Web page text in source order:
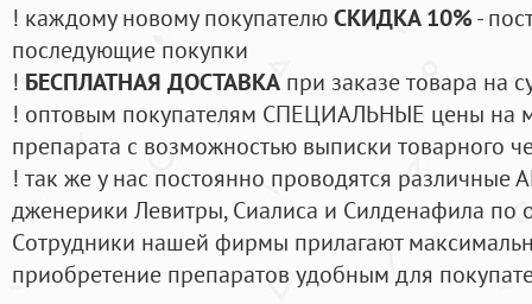
! каждому новому покупателюСКИДКА 10%-
последующие покупки
! БЕСПЛАТНАЯ ДОСТАВКА при заказе товара на
! оптовым покупателям СПЕЦИАЛЬНЫЕ цены на
препарата с возможностью выписки товарного
! так же у нас постоянно проводятся
дженерики Левитры, Сиалиса и Силденафила по
Cотрудники нашей фирмы прилагают
приобретение препаратов удобным для